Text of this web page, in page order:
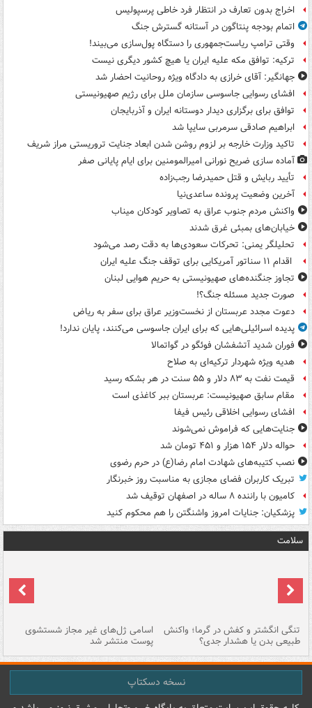
اخراج بدون تعارف در انتظار فرد خاطی پرسپولیس
اتمام بودجه پنتاگون در آستانه گسترش جنگ
وقتی ترامپ ریاست‌جمهوری را دستگاه پول‌سازی می‌بیند!
ترکیه: توافق مکه علیه ایران یا هیچ کشور دیگری نیست
جهانگیر: آقای خرازی به دادگاه ویژه روحانیت احضار شد
افشای رسوایی جاسوسی سازمان ملل برای رژیم صهیونیستی
توافق برای برگزاری دیدار دوستانه ایران و آذربایجان
ابراهیم صادقی سرمربی سایپا شد
تاکید وزارت خارجه بر لزوم روشن شدن ابعاد جنایت تروریستی مراز شریف
آماده سازی ضریح نورانی امیرالمومنین برای ایام پایانی صفر
تأیید ربایش و قتل حمیدرضا رجب‌زاده
آخرین وضعیت پرونده ساعدی‌نیا
واکنش مردم جنوب عراق به تصاویر کودکان میناب
خیابان‌های بمبئی غرق شدند
تحلیلگر یمنی: تحرکات سعودی‌ها به دقت رصد می‌شود
اقدام ۱۱ سناتور آمریکایی برای توقف جنگ علیه ایران
تجاوز جنگنده‌های صهیونیستی به حریم هوایی لبنان
صورت جدید مسئله جنگ؟!
دعوت مجدد عربستان از نخست‌وزیر عراق برای سفر به ریاض
پدیده اسرائیلی‌هایی که برای ایران جاسوسی می‌کنند، پایان ندارد!
فوران شدید آتشفشان فوئگو در گواتمالا
هدیه ویژه شهردار ترکیه‌ای به صلاح
قیمت نفت به ۸۳ دلار و ۵۵ سنت در هر بشکه رسید
مقام سابق صهیونیست: عربستان ببر کاغذی است
افشای رسوایی اخلاقی رئیس فیفا
جنایت‌هایی که فراموش نمی‌شوند
حواله دلار ۱۵۴ هزار و ۴۵۱ تومان شد
نصب کتیبه‌های شهادت امام رضا(ع) در حرم رضوی
تبریک کاربران فضای مجازی به مناسبت روز خبرنگار
کامیون با راننده ۸ ساله در اصفهان توقیف شد
پزشکیان: جنایات امروز واشنگتن را هم محکوم کنید
سلامت
تنگی انگشتر و کفش در گرما؛ واکنش
طبیعی بدن یا هشدار جدی؟
اسامی ژل‌های غیر مجاز شستشوی
پوست منتشر شد
نسخه دسکتاپ